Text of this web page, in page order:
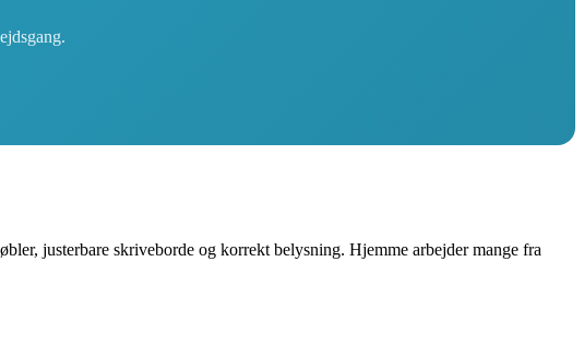
justerbare skriveborde og korrekt belysning. Hjemme arbejder mange fra